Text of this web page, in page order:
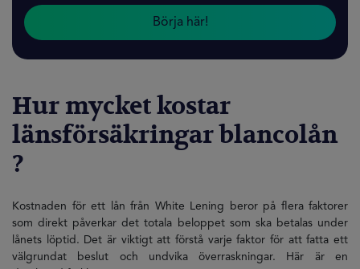
Börja här!
Hur mycket kostar
länsförsäkringar blancolån
?
Kostnaden för ett lån från White Lening beror på flera faktorer
som direkt påverkar det totala beloppet som ska betalas under
lånets löptid. Det är viktigt att förstå varje faktor för att fatta ett
välgrundat beslut och undvika överraskningar. Här är en